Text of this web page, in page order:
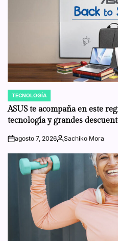
POSTED
IN
TECNOLOGÍA
ASUS te acompaña en este
tecnología y grandes
onagosto 7, 2026Posted
Sachiko Mora